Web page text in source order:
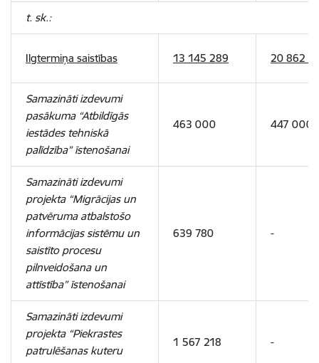
t. sk.:
Ilgtermiņa saistības 13 145 289 20 862
Samazināti izdevumi
pasākuma “Atbildīgās
iestādes tehniskā
palīdzība” īstenošanai
463 000 447 000
Samazināti izdevumi
projekta “Migrācijas un
patvēruma atbalstošo
informācijas sistēmu un
saistīto procesu
pilnveidošana un
attīstība” īstenošanai
639 780 -
Samazināti izdevumi
projekta “Piekrastes
patrulēšanas kuteru
1 567 218 -